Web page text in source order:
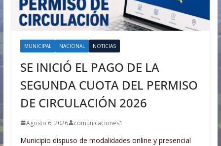
MUNICIPAL NACIONAL NOTICIAS
SE INICIÓ EL PAGO DE LA
SEGUNDA CUOTA DEL PERMISO
DE CIRCULACIÓN 2026
Agosto 6, 2026 comunicaciones1
Municipio dispuso de modalidades online y presencial